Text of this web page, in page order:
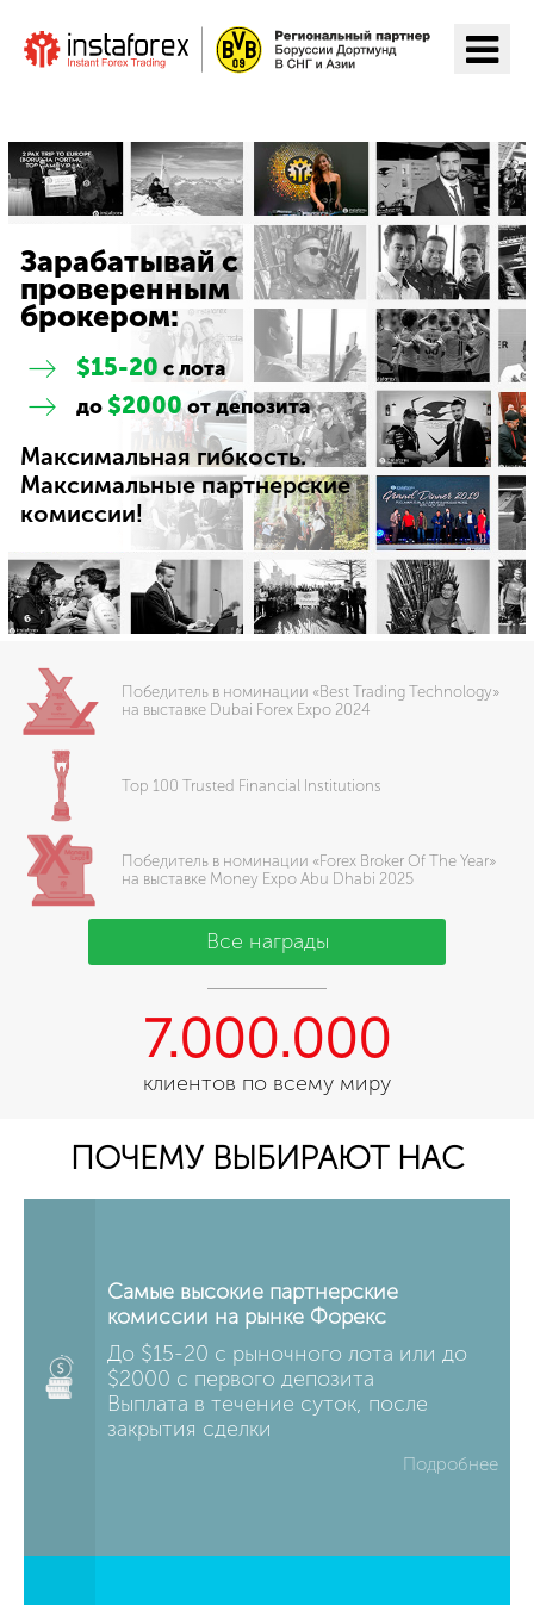
Зарабатывай с
проверенным
брокером:
$15-20 с лота
до $2000от депозита
Максимальная гибкость.
Максимальные партнерские
комиссии!
Победитель в номинации «Best Trading Technology»
на выставке Dubai Forex Expo 2024
Top 100 Trusted Financial Institutions
Победитель в номинации «Forex Broker Of The Year»
на выставке Money Expo Abu Dhabi 2025
Все награды
7.000.000
клиентов по всему миру
ПОЧЕМУ ВЫБИРАЮТ НАС
Самые высокие партнерские
комиссии на рынке Форекс
До $15-20 с рыночного лота или до
$2000 c первого депозита
Выплата в течение суток, после
закрытия сделки
Подробнее